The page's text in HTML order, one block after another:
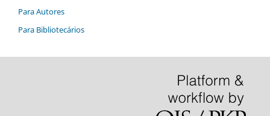
Para Autores
Para Bibliotecários